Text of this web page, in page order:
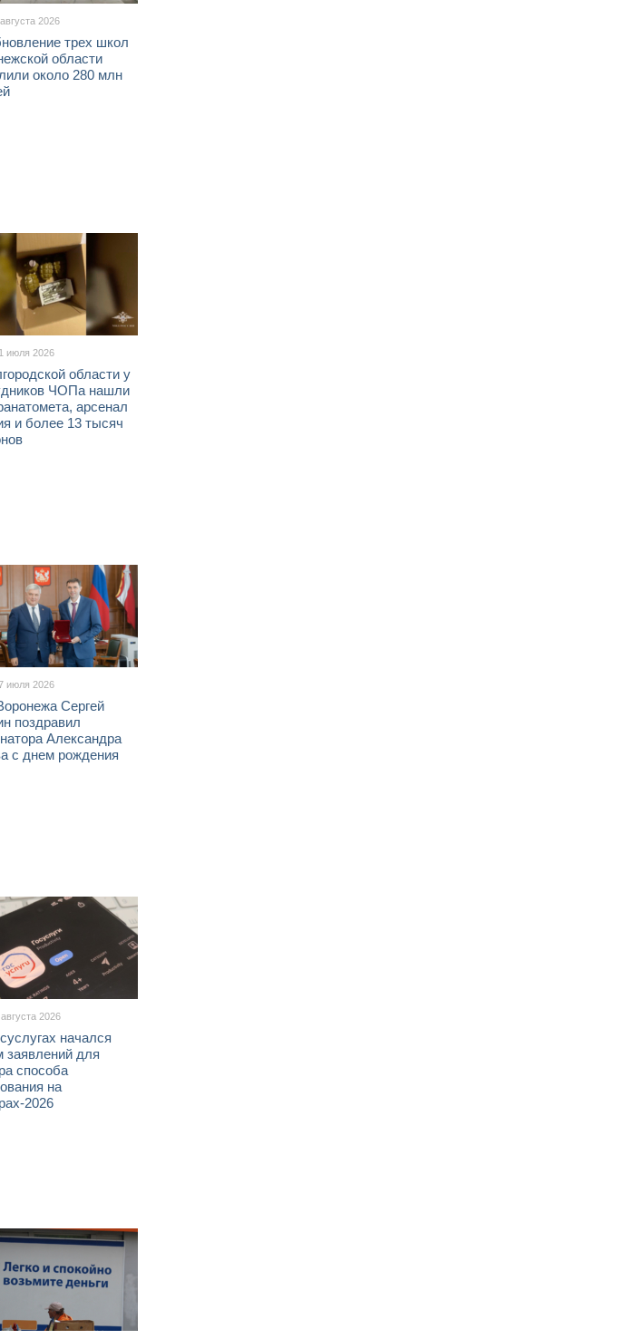
2026
трех школ
области
около 280 млн
июля 2026
области у
ЧОПа нашли
арсенал
и более 13 тысяч
июля 2026
Сергей
поздравил
Александра
с днем рождения
2026
начался
заявлений для
способа
на
2026